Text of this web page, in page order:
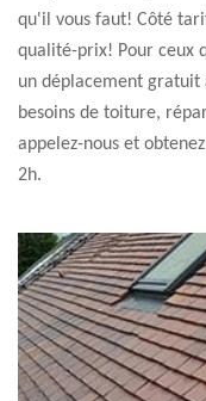
qu'il vous faut! Côté
qualité-prix! Pour ceux
un déplacement gratuit
besoins de toiture,
appelez-nous et
2h.